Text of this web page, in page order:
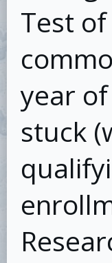
Test of
year
stuck